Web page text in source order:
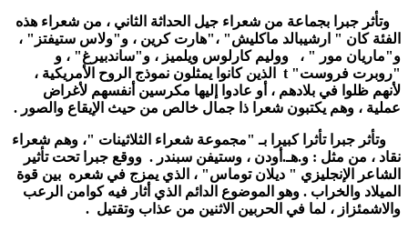
وتأثر جبرا بجماعة من شعراء جيل الحداثة الثاني ، من شعراء هذه
الفئة كان " ارشيبالد ماكليش" ،"هارت كرين ، و"ولاس ستيفتز" ،
و"ماريان مور " ، ووليم كارلوس ويلميز ، و"ساندبيرغ" ، و
"روبرت فروست" t الذين كانوا يمثلون نموذج الروح الأمريكية ،
لأنهم ظلوا في بلادهم ، أو عادوا إليها مكرسين أنفسهم لأغراض
عملية ، وهم يكتبون شعرا ذا جمال خالص من حيث الإيقاع والصور .
وتأثر جبرا تأثرا كبيرا بـ "مجموعة شعراء الثلاثينات "، وهم شعراء
نقاد ، من مثل : و.هـ.أودن ، وستيفن سبندر . ووقع جبرا تحت تأثير
الشاعر الإنجليزي " ديلان توماس" ، الذي يمزج في شعره بين قوة
الميلاد والخراب . وهو الموضوع الدائم الذي أثار فيه كوامن الرعب
والاشمئزاز ، لما في الحربين الاثنين من عذاب وتقتيل .